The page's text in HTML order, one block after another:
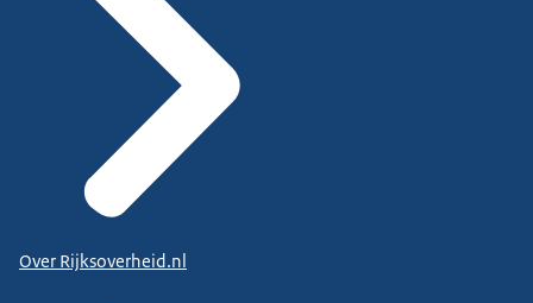
Over Rijksoverheid.nl